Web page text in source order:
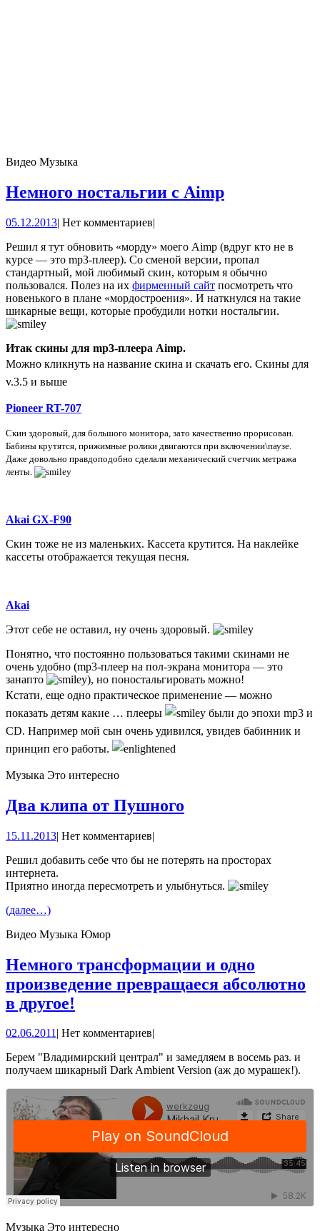
Видео Музыка
Немного ностальгии с AimpНемного
Aimp
05.12.201305.12.2013
| Нет комментариев|
Решил я тут обновить «морду» моего Aimp (вдруг кто не в
курсе — это mp3-плеер). Со сменой версии, пропал
стандартный, мой любимый скин, которым я обычно
пользовался. Полез на их фирменный сайт посмотреть что
новенького в плане «мордостроения». И наткнулся на такие
шикарные вещи, которые пробудили нотки ностальгии.
Итак скины для mp3-плеера Aimp.
Можно кликнуть на название скина и скачать его. Скины для
v.3.5 и выше
Pioneer RT-707
Скин здоровый, для большого монитора, зато качественно прорисован.
Бабины крутятся, прижимные ролики двигаются при включении\паузе.
Даже довольно правдоподобно сделали механический счетчик метража
ленты.
Akai GX-F90
Скин тоже не из маленьких. Кассета крутится. На наклейке
кассеты отображается текущая песня.
Akai
Этот себе не оставил, ну очень здоровый.
Понятно, что постоянно пользоваться такими скинами не
очень удобно (mp3-плеер на пол-экрана монитора — это
занапто
), но поностальгировать можно!
Кстати, еще одно практическое применение — можно
показать детям какие … плееры
были до эпохи mp3 и
CD. Например мой сын очень удивился, увидев бабинник и
принцип его работы.
Музыка Это интересно
Два клипа от Пушного
Пушного
15.11.201315.11.2013
| Нет комментариев|
Решил добавить себе что бы не потерять на просторах
интернета.
Приятно иногда пересмотреть и улыбнуться.
(далее…)
Видео Музыка Юмор
Немного трансформации и одно
произведение превращаеся абсолютно
в другое!
и
одно
произведение
превращаеся
абсолютно
другое!
02.06.201102.06.2011
Нет комментариев
Берем "Владимирский централ" и замедляем в восемь раз. и
получаем шикарный Dark Ambient Version (аж до мурашек!).
Музыка Это интересно